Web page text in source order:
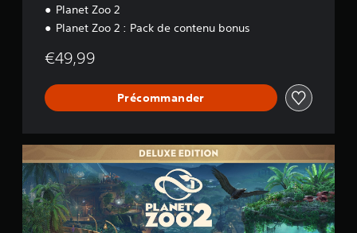
Planet Zoo 2
Planet Zoo 2 : Pack de contenu bonus
€49,99
Précommander
d
i
t
i
o